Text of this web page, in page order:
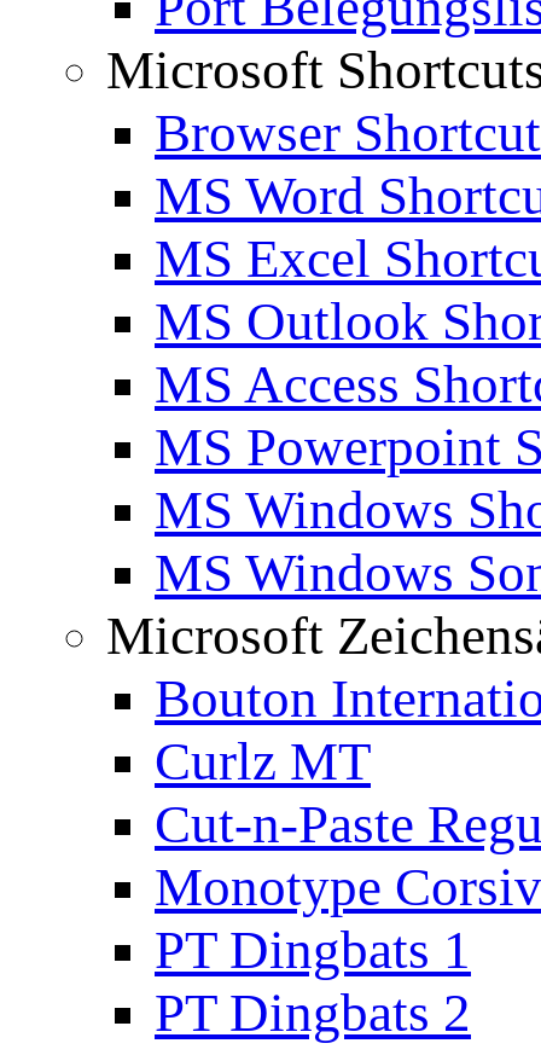
Microsoft
Browser
MS Word
MS Excel
MS Outlook
MS Access
MS Powerpoint
MS Windows
MS Windows
Microsoft
Bouton
Curlz MT
Cut-n-Paste
Monotype
PT Dingbats 1
PT Dingbats 2